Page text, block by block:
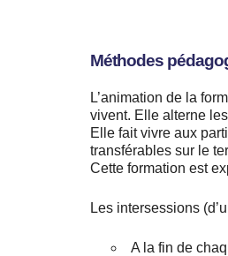
Méthodes
L’animation de la
vivent. Elle alterne
Elle fait vivre aux
transférables sur le
Cette formation est
Les intersessions
A la fin de